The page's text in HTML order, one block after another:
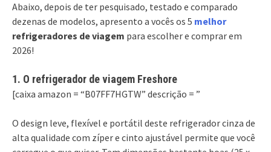
Abaixo, depois de ter pesquisado, testado e comparado
dezenas de modelos, apresento a vocês os 5 melhor
refrigeradores de viagem para escolher e comprar em
2026!
1. O refrigerador de viagem Freshore
[caixa amazon = “B07FF7HGTW” descrição = ”
O design leve, flexível e portátil deste refrigerador cinza de
alta qualidade com zíper e cinto ajustável permite que você